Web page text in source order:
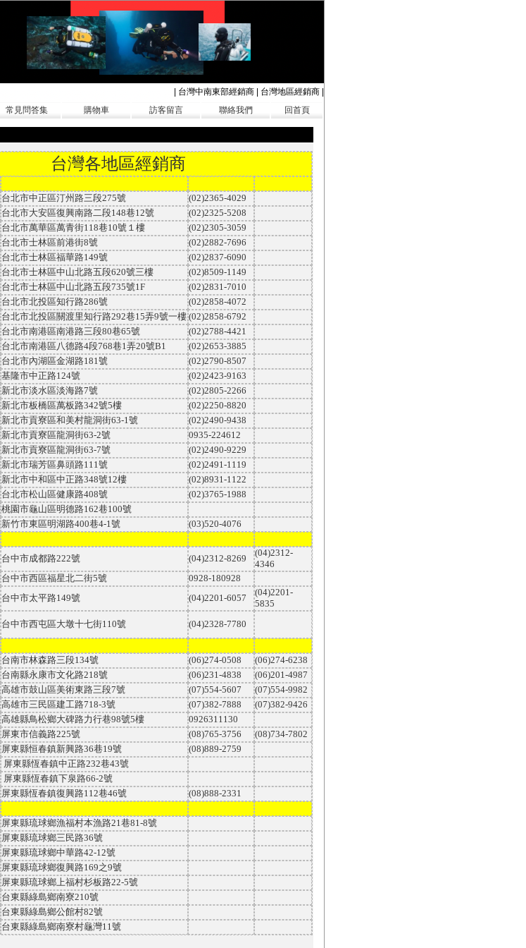
台灣中南東部經銷商 台灣地區經銷商
常見問答集 購物車 訪客留言 聯絡我們 回首頁
台灣各地區經銷商
台北市中正區汀州路三段275號
(02)2365-4029
台北市大安區復興南路二段148巷12號
(02)2325-5208
台北市萬華區萬青街118巷10號１樓
(02)2305-3059
台北市士林區前港街8號
(02)2882-7696
台北市士林區福華路149號
(02)2837-6090
台北市士林區中山北路五段620號三樓
(02)8509-1149
台北市士林區中山北路五段735號1F
(02)2831-7010
台北市北投區知行路286號
(02)2858-4072
台北市北投區關渡里知行路292巷15弄9號一樓 (02)2858-6792
台北市南港區南港路三段80巷65號
(02)2788-4421
台北市南港區八德路4段768巷1弄20號B1
(02)2653-3885
台北市內湖區金湖路181號
(02)2790-8507
基隆市中正路124號
(02)2423-9163
新北市淡水區淡海路7號
(02)2805-2266
新北市板橋區萬板路342號5樓
(02)2250-8820
新北市貢寮區和美村龍洞街63-1號
(02)2490-9438
新北市貢寮區龍洞街63-2號
0935-224612
新北市貢寮區龍洞街63-7號
(02)2490-9229
新北市瑞芳區鼻頭路111號
(02)2491-1119
新北市中和區中正路348號12樓
(02)8931-1122
台北市松山區健康路408號
(02)3765-1988
桃園市龜山區明德路162巷100號
新竹市東區明湖路400巷4-1號
(03)520-4076
台中市成都路222號 (04)2312-8269
(04)2312-
4346
台中市西區福星北二街5號
0928-180928
台中市太平路149號 (04)2201-6057
(04)2201-
5835
台中市西屯區大墩十七街110號
(04)2328-7780
台南市林森路三段134號 (06)274-0508
(06)274-6238
台南縣永康市文化路218號 (06)231-4838
(06)201-4987
高雄市鼓山區美術東路三段7號 (07)554-5607
(07)554-9982
高雄市三民區建工路718-3號 (07)382-7888
(07)382-9426
高雄縣鳥松鄉大碑路力行巷98號5樓
0926311130
屏東市信義路225號 (08)765-3756
(08)734-7802
屏東縣恒春鎮新興路36巷19號
(08)889-2759
屏東縣恆春鎮中正路232巷43號
屏東縣恆春鎮下泉路66-2號
屏東縣恆春鎮復興路112巷46號
(08)888-2331
屏東縣琉球鄉漁福村本漁路21巷81-8號
屏東縣琉球鄉三民路36號
屏東縣琉球鄉中華路42-12號
屏東縣琉球鄉復興路169之9號
屏東縣琉球鄉上福村杉板路22-5號
台東縣綠島鄉南寮210號
台東縣綠島鄉公館村82號
台東縣綠島鄉南寮村龜灣11號